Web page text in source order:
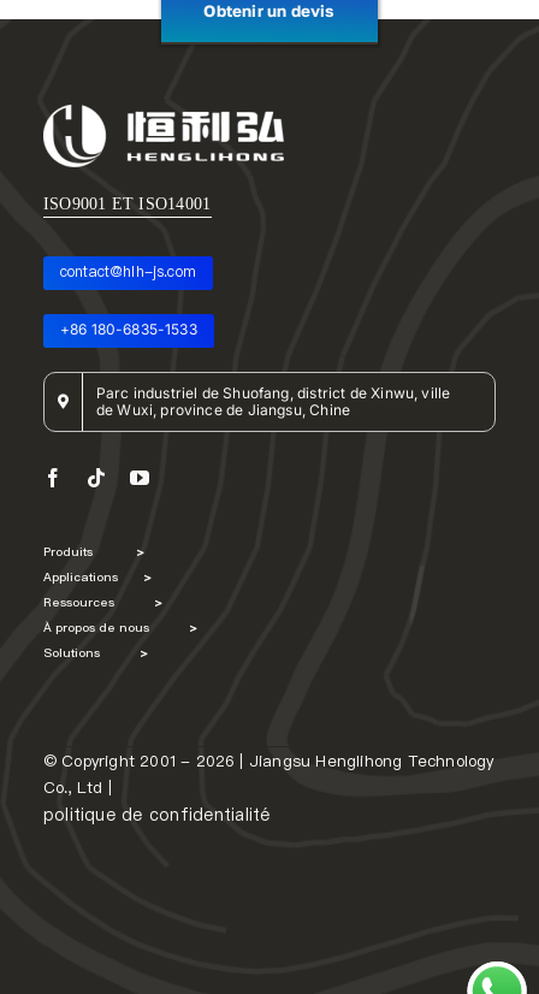
Obtenir un devis
ISO9001 ET ISO14001
contact@hlh-js.com
+86 180-6835-1533
Parc industriel de Shuofang, district de Xinwu, ville
de Wuxi, province de Jiangsu, Chine
Produits >
Applications >
Ressources >
À propos de nous >
Solutions >
© Copyright 2001 - 2026 | Jiangsu Henglihong Technology
Co., Ltd |
politique de confidentialité